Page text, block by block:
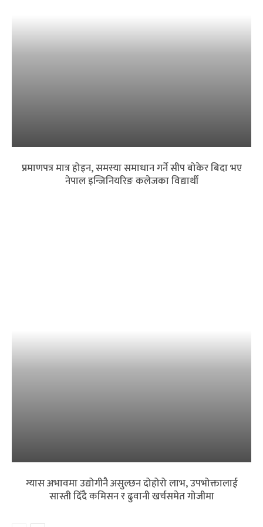
प्रमाणपत्र मात्र होइन, समस्या समाधान गर्ने सीप बोकेर बिदा भए
नेपाल इन्जिनियरिङ कलेजका विद्यार्थी
ग्यास अभावमा उद्योगीनै असुल्छन दोहोरो लाभ, उपभोक्तालाई
सास्ती दिँदै कमिसन र ढुवानी खर्चसमेत गोजीमा